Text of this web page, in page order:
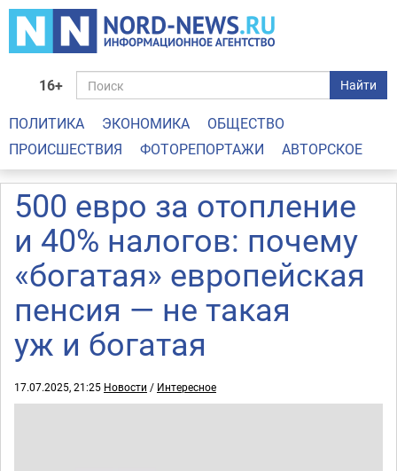
16+ Найти
ПОЛИТИКА ЭКОНОМИКА
ОБЩЕСТВО
ПРОИСШЕСТВИЯ
ФОТОРЕПОРТАЖИ АВТОРСКОЕ
500 евро за отопление
и 40% налогов: почему
«богатая» европейская
пенсия — не такая
уж и богатая
17.07.2025, 21:25 Новости / Интересное